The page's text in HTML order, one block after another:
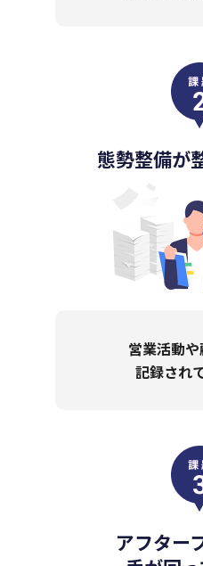
組織全体の
されることで、保険
資料をメ
態勢整備が
営業活動
記録され
アフター